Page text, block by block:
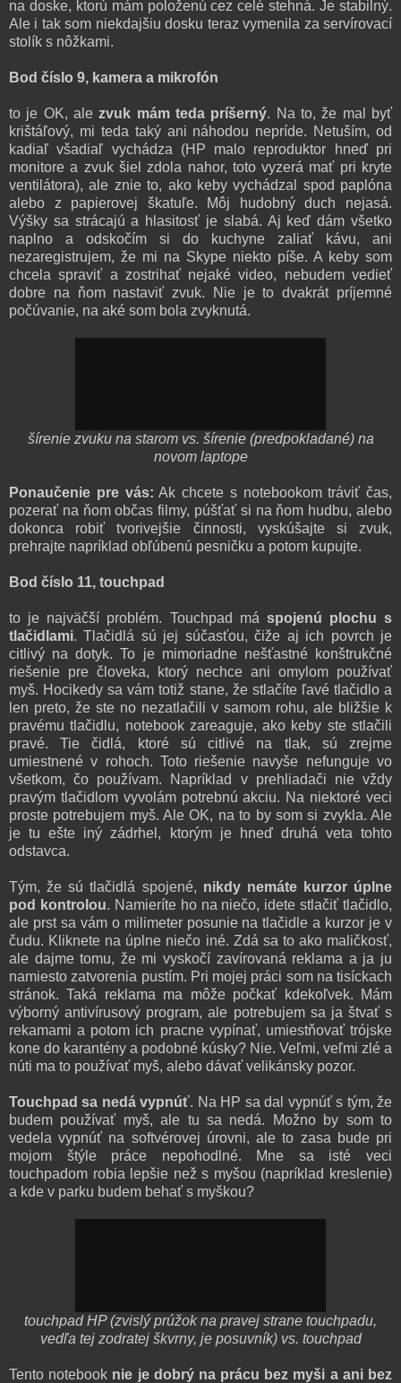
na doske, ktorú mám položenú cez celé stehná. Je stabilný.
Ale i tak som niekdajšiu dosku teraz vymenila za servírovací
stolík s nôžkami.
Bod číslo 9, kamera a mikrofón
to je OK, alezvuk mám teda príšerný. Na to, že mal byť
krištáľový, mi teda taký ani náhodou nepríde. Netuším, od
kadiaľ všadiaľ vychádza (HP malo reproduktor hneď pri
monitore a zvuk šiel zdola nahor, toto vyzerá mať pri kryte
ventilátora), ale znie to, ako keby vychádzal spod paplóna
alebo z papierovej škatuľe. Môj hudobný duch nejasá.
Výšky sa strácajú a hlasitosť je slabá. Aj keď dám všetko
naplno a odskočím si do kuchyne zaliať kávu, ani
nezaregistrujem, že mi na Skype niekto píše. A keby som
chcela spraviť a zostrihať nejaké video, nebudem vedieť
dobre na ňom nastaviť zvuk. Nie je to dvakrát príjemné
počúvanie, na aké som bola zvyknutá.
šírenie zvuku na starom vs. šírenie (predpokladané) na
novom laptope
Ponaučenie pre vás: Ak chcete s notebookom tráviť čas,
pozerať na ňom občas filmy, púšťať si na ňom hudbu, alebo
dokonca robiť tvorivejšie činnosti, vyskúšajte si zvuk,
prehrajte napríklad obľúbenú pesničku a potom kupujte.
Bod číslo 11, touchpad
to je najväčší problém. Touchpad má spojenú plochu s
tlačidlami. Tlačidlá sú jej súčasťou, čiže aj ich povrch je
citlivý na dotyk. To je mimoriadne nešťastné konštrukčné
riešenie pre človeka, ktorý nechce ani omylom používať
myš. Hocikedy sa vám totiž stane, že stlačíte ľavé tlačidlo a
len preto, že ste no nezatlačili v samom rohu, ale bližšie k
pravému tlačidlu, notebook zareaguje, ako keby ste stlačili
pravé. Tie čidlá, ktoré sú citlivé na tlak, sú zrejme
umiestnené v rohoch. Toto riešenie navyše nefunguje vo
všetkom, čo používam. Napríklad v prehliadači nie vždy
pravým tlačidlom vyvolám potrebnú akciu. Na niektoré veci
proste potrebujem myš. Ale OK, na to by som si zvykla. Ale
je tu ešte iný zádrhel, ktorým je hneď druhá veta tohto
odstavca.
Tým, že sú tlačidlá spojené, nikdy nemáte kurzor úplne
pod kontrolou. Namieríte ho na niečo, idete stlačiť tlačidlo,
ale prst sa vám o milimeter posunie na tlačidle a kurzor je v
čudu. Kliknete na úplne niečo iné. Zdá sa to ako maličkosť,
ale dajme tomu, že mi vyskočí zavírovaná reklama a ja ju
namiesto zatvorenia pustím. Pri mojej práci som na tisíckach
stránok. Taká reklama ma môže počkať kdekoľvek. Mám
výborný antivírusový program, ale potrebujem sa ja štvať s
rekamami a potom ich pracne vypínať, umiestňovať trójske
kone do karantény a podobné kúsky? Nie. Veľmi, veľmi zlé a
núti ma to používať myš, alebo dávať velikánsky pozor.
Touchpad sa nedá vypnúť. Na HP sa dal vypnúť s tým, že
budem používať myš, ale tu sa nedá. Možno by som to
vedela vypnúť na softvérovej úrovni, ale to zasa bude pri
mojom štýle práce nepohodlné. Mne sa isté veci
touchpadom robia lepšie než s myšou (napríklad kreslenie)
a kde v parku budem behať s myškou?
touchpad HP (zvislý prúžok na pravej strane touchpadu,
vedľa tej zodratej škvrny, je posuvník) vs. touchpad
Tento notebook nie je dobrý na prácu bez myši a ani bez